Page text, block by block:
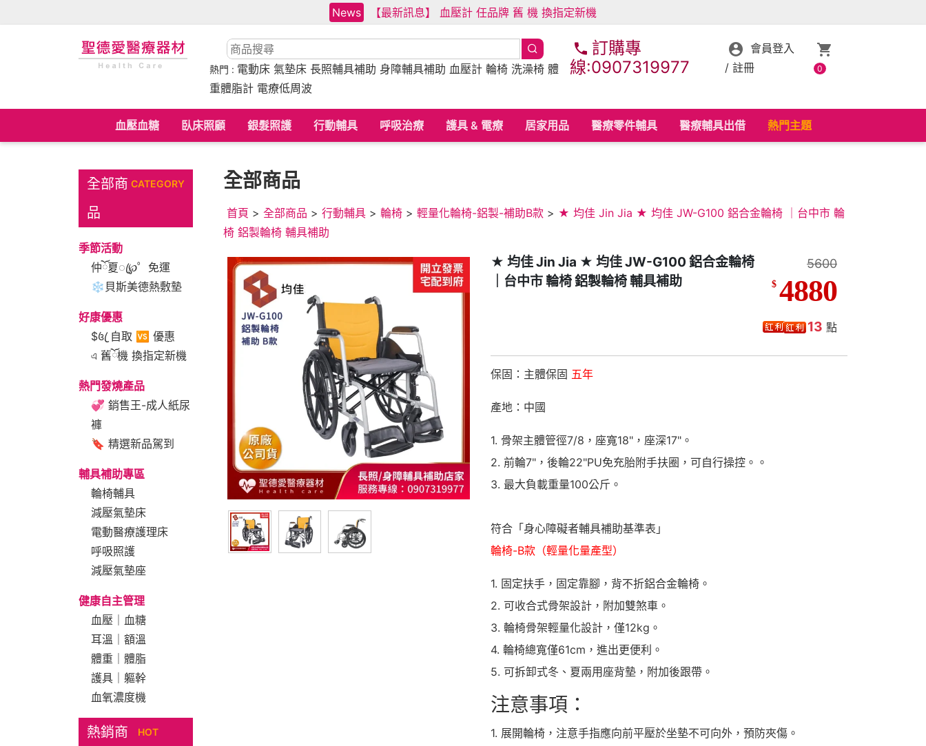
News 【最新訊息】 血壓計 任品牌 舊 機 換指定新機
熱門 : 電動床 氣墊床 長照輔具補助 身障輔具補助 血壓計 輪椅 洗澡椅 體
重體脂計 電療低周波
訂購專
線:0907319977
會員登入
/ 註冊 0
血壓血糖 臥床照顧 銀髮照護 行動輔具 呼吸治療 護具 & 電療 居家用品 醫療零件輔具 醫療輔具出借 熱門主題
全部商
品
CATEGORY
季節活動
仲ོ夏ꦿ℘゜免運
❄貝斯美德熱敷墊
好康優惠
$꧔ꦿ 自取 🆚 優惠
এ 舊ོ機 換指定新機
熱門發燒產品
💞 銷售王-成人紙尿
褲
🔖 精選新品駕到
輔具補助專區
輪椅輔具
減壓氣墊床
電動醫療護理床
呼吸照護
減壓氣墊座
健康自主管理
血壓｜血糖
耳溫｜額溫
體重｜體脂
護具｜軀幹
血氧濃度機
熱銷商
HOT
全部商品
首頁 > 全部商品 > 行動輔具 > 輪椅 > 輕量化輪椅-鋁製-補助B款 > ★ 均佳 Jin Jia ★ 均佳 JW-G100 鋁合金輪椅 ｜台中市 輪
椅 鋁製輪椅 輔具補助
★ 均佳 Jin Jia ★ 均佳 JW-G100 鋁合金輪椅
｜台中市 輪椅 鋁製輪椅 輔具補助
5600
$ 4880
13 點
保固：主體保固 五年
產地：中國
1. 骨架主體管徑7/8，座寬18"，座深17"。
2. 前輪7"，後輪22"PU免充胎附手扶圈，可自行操控。。
3. 最大負載重量100公斤。
符合「身心障礙者輔具補助基準表」
輪椅-B款（輕量化量產型）
1. 固定扶手，固定靠腳，背不折鋁合金輪椅。
2. 可收合式骨架設計，附加雙煞車。
3. 輪椅骨架輕量化設計，僅12kg。
4. 輪椅總寬僅61cm，進出更便利。
5. 可拆卸式冬、夏兩用座背墊，附加後跟帶。
注意事項：
1. 展開輪椅，注意手指應向前平壓於坐墊不可向外，預防夾傷。